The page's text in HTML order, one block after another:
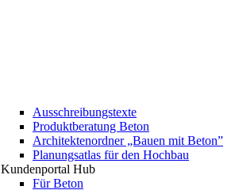
Ausschreibungstexte
Produktberatung Beton
Architektenordner „Bauen mit Beton”
Planungsatlas für den Hochbau
Kundenportal Hub
Für Beton